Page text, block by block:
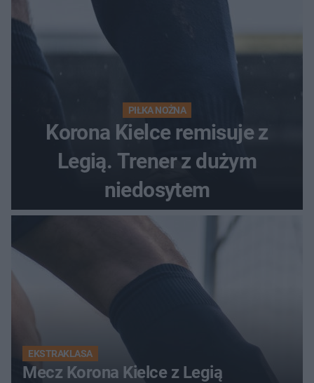
PIŁKA NOŻNA
Korona Kielce remisuje z
Legią. Trener z dużym
niedosytem
EKSTRAKLASA
Mecz Korona Kielce z Legią